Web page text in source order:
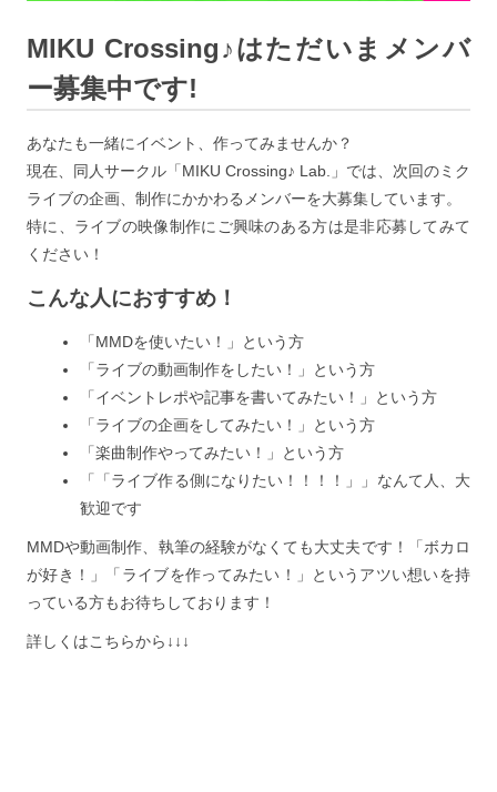
MIKU Crossing♪はただいまメンバ
ー募集中です!
あなたも一緒にイベント、作ってみませんか？
現在、同人サークル「MIKU Crossing♪ Lab.」では、次回のミク
ライブの企画、制作にかかわるメンバーを大募集しています。
特に、ライブの映像制作にご興味のある方は是非応募してみて
ください！
こんな人におすすめ！
「MMDを使いたい！」という方
「ライブの動画制作をしたい！」という方
「イベントレポや記事を書いてみたい！」という方
「ライブの企画をしてみたい！」という方
「楽曲制作やってみたい！」という方
「「ライブ作る側になりたい！！！！」」なんて人、大
歓迎です
MMDや動画制作、執筆の経験がなくても大丈夫です！「ボカロ
が好き！」「ライブを作ってみたい！」というアツい想いを持
っている方もお待ちしております！
詳しくはこちらから↓↓↓